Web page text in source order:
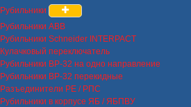
Рубильники
Рубильники ABB
Рубильники Schneider INTERPACT
Кулачковый переключатель
Рубильники ВР-32 на одно направление
Рубильники ВР-32 перекидные
Разъединители РЕ / РПС
Рубильники в корпусе ЯБ / ЯБПВУ